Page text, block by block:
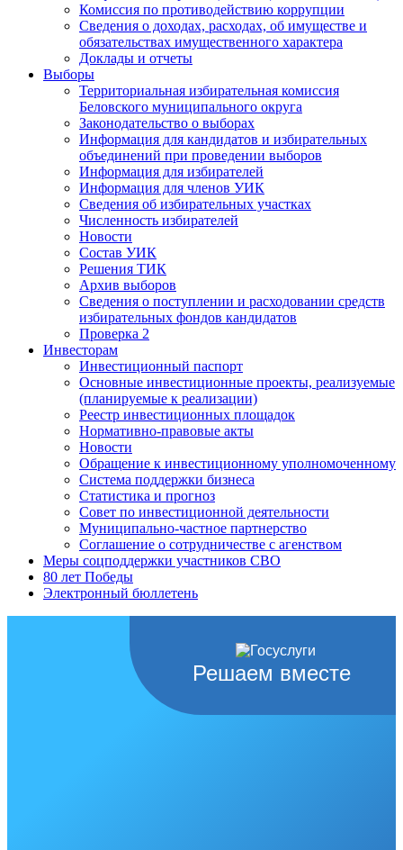
Комиссия по противодействию коррупции
Сведения о доходах, расходах, об имуществе и
обязательствах имущественного характера
Доклады и отчеты
Выборы
Территориальная избирательная комиссия
Беловского муниципального округа
Законодательство о выборах
Информация для кандидатов и избирательных
объединений при проведении выборов
Информация для избирателей
Информация для членов УИК
Сведения об избирательных участках
Численность избирателей
Новости
Состав УИК
Решения ТИК
Архив выборов
Сведения о поступлении и расходовании средств
избирательных фондов кандидатов
Проверка 2
Инвесторам
Инвестиционный паспорт
Основные инвестиционные проекты, реализуемые
(планируемые к реализации)
Реестр инвестиционных площадок
Нормативно-правовые акты
Новости
Обращение к инвестиционному уполномоченному
Система поддержки бизнеса
Статистика и прогноз
Совет по инвестиционной деятельности
Муниципально-частное партнерство
Соглашение о сотрудничестве с агенством
Меры соцподдержки участников СВО
80 лет Победы
Электронный бюллетень
Решаем вместе